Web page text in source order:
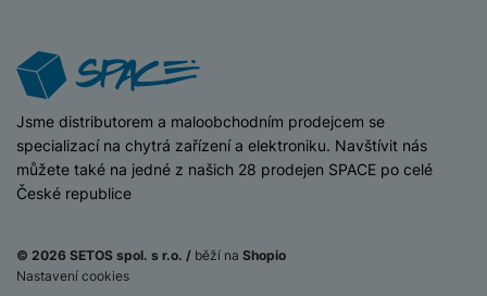
iSpace
Jsme distributorem a maloobchodním prodejcem se
specializací na chytrá zařízení a elektroniku. Navštívit nás
můžete také na jedné z našich 28 prodejen SPACE po celé
České republice
Nastavení cookies
© 2026 SETOS spol. s r.o. / běží na Shopio